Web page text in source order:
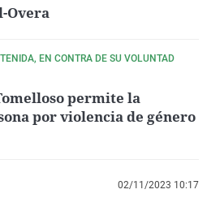
Overa
EN CONTRA DE SU VOLUNTAD
permite la
por violencia de género
02/11/2023 10:17